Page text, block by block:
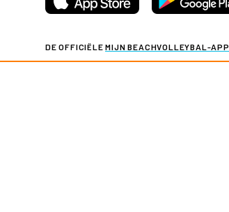
DE OFFICIËLEMIJN BEACHVOLLEYBAL-APP